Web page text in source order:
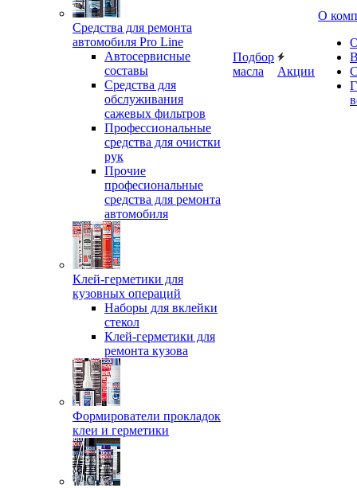
Средства для ремонта
автомобиля Pro Line
Автосервисные
составы
Средства для
обслуживания
сажевых фильтров
Профессиональные
средства для очистки
рук
Прочие
професиональные
средства для ремонта
автомобиля
Клей-герметики для
кузовных операций
Наборы для вклейки
стекол
Клей-герметики для
ремонта кузова
Формирователи прокладок
клеи и герметики
Подбор
масла
Акции
О